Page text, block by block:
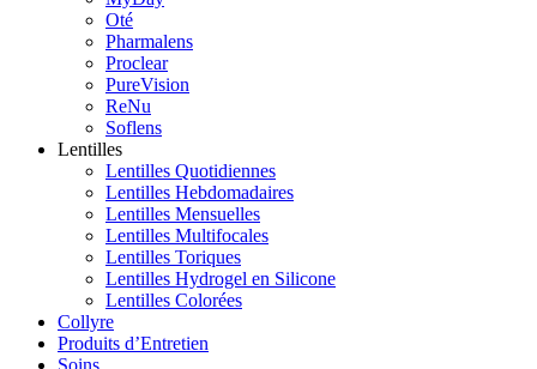
Oté
Pharmalens
Proclear
PureVision
ReNu
Soflens
Lentilles
Lentilles Quotidiennes
Lentilles Hebdomadaires
Lentilles Mensuelles
Lentilles Multifocales
Lentilles Toriques
Lentilles Hydrogel en Silicone
Lentilles Colorées
Collyre
Produits d’Entretien